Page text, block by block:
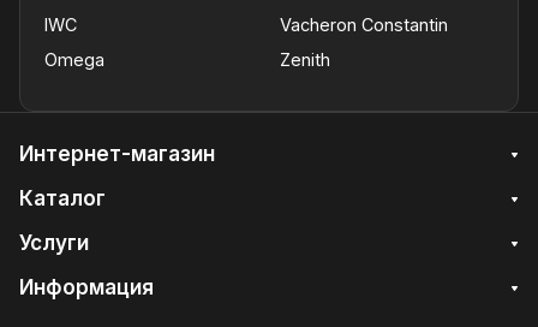
IWC
Omega
Vacheron Constantin
Zenith
Интернет-магазин
Каталог
Услуги
Информация